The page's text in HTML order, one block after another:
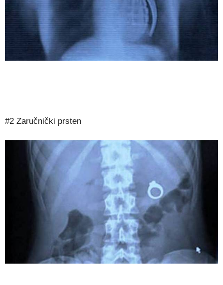
#2 Zaručnički prsten